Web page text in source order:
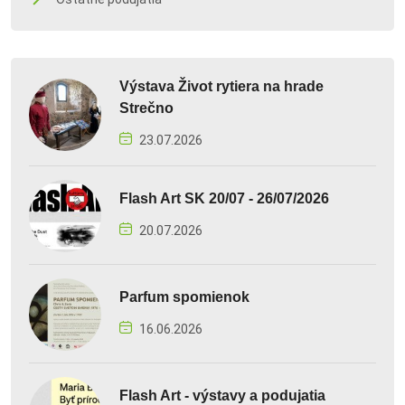
Výstava Život rytiera na hrade
Strečno
23.07.2026
Flash Art SK 20/07 - 26/07/2026
20.07.2026
Parfum spomienok
16.06.2026
Flash Art - výstavy a podujatia